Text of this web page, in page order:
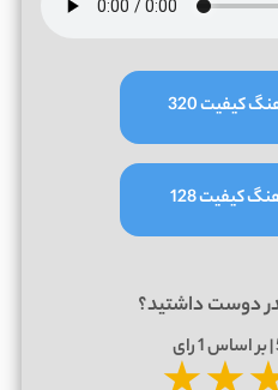
کیفیت 320
کیفیت 128
دوست داشتید؟
1رای